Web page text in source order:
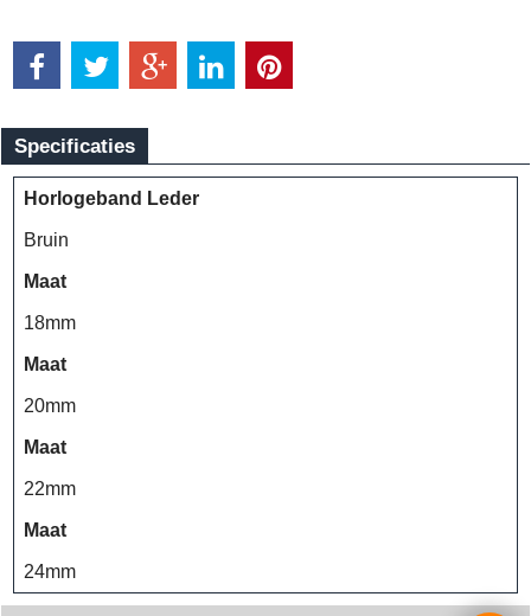
Specificaties
Horlogeband Leder
Bruin
Maat
18mm
Maat
20mm
Maat
22mm
Maat
24mm